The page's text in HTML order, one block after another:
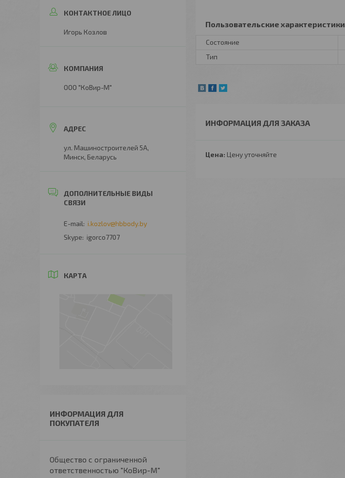
Пользовательские характеристики
Состояние
Тип
ИНФОРМАЦИЯ ДЛЯ ЗАКАЗА
Цена: Цену уточняйте
Игорь Козлов
ООО "КоВир-М"
ул. Машиностроителей 5А,
Минск, Беларусь
i.kozlov@hbbody.by
igorco7707
КАРТА
ИНФОРМАЦИЯ ДЛЯ
ПОКУПАТЕЛЯ
Общество с ограниченной
ответственностью "КоВир-М"